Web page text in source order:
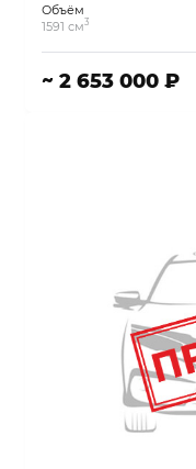
Объём
1591 см3
~ 2 653 000 ₽